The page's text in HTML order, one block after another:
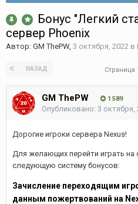
Бонус "Легкий
сервер Phoenix
Автор: GM ThePW, 3 октября, 2022 в
НАЗАД Страница
GM ThePW 1 589
Опубликовано: 3 октября,
Дорогие игроки сервера Nexus!
Для желающих перейти играть на
следующую систему бонусов:
Зачисление переходящим
данным пожертвований на